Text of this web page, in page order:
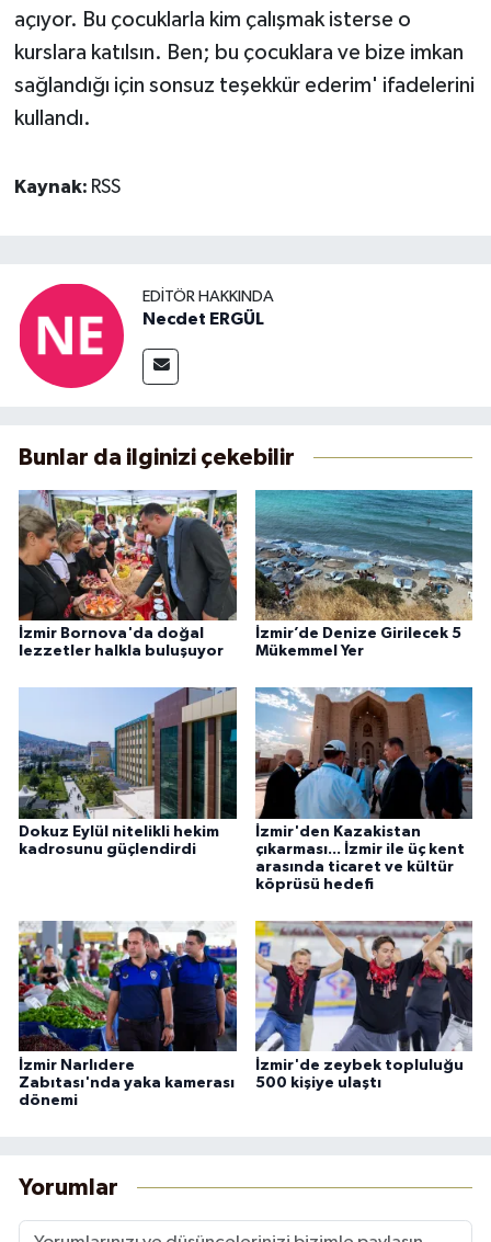
açıyor. Bu çocuklarla kim çalışmak isterse o
kurslara katılsın. Ben; bu çocuklara ve bize imkan
sağlandığı için sonsuz teşekkür ederim' ifadelerini
kullandı.
Kaynak: RSS
EDITÖR HAKKINDA
Necdet ERGÜL
Bunlar da ilginizi çekebilir
İzmir Bornova'da doğal
lezzetler halkla buluşuyor
İzmir’de Denize Girilecek 5
Mükemmel Yer
Dokuz Eylül nitelikli hekim
kadrosunu güçlendirdi
İzmir'den Kazakistan
çıkarması... İzmir ile üç kent
arasında ticaret ve kültür
köprüsü hedefi
İzmir Narlıdere
Zabıtası'nda yaka kamerası
dönemi
İzmir'de zeybek topluluğu
500 kişiye ulaştı
Yorumlar